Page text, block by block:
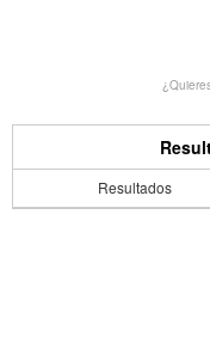
Resultados